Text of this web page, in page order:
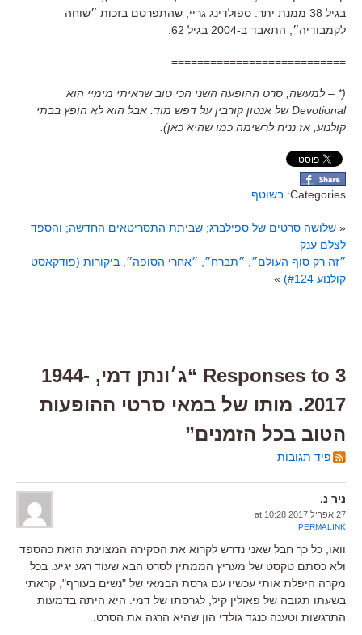
בגיל 38 ממנת יתר. ספולדינג גריי, שהתפרסם בזכות ״שוחה
לקמבודיה״, התאבד ב-2004 בגיל 62.
===========================
(* – למעשה, סרט ההופעה השני הכי טוב שראיתי מימיי הוא
Devotional של אנטון קורבין על דפש מוד. אבל הוא לא הופץ בבתי
קולנוע, אז נניח לרשימה כמו שהיא כאן).
Categories: בשוטף
« שלושה סרטים של ספילברג; שביתת התסריטאים החדשה; והספד
לצלם ענק
״זה רק סוף העולם״, ״תברח״, ״אחרי הסופה״, ביקורות (פודקאסט
קולנוע #124)
»
3 Responses to “ג׳ונתן דמי, 1944-
2017. מותו של במאי סרטי ההופעות
הטוב בכל הזמנים”
פיד תגובות
ניר נ.
27 אפריל 2017 at 10:28
PERMALINK
וואו, כל כך חבל שאני נדרש לקרוא את הסקירה המצוינת הזאת כהספד
ולא כסתם טקסט של מעריץ הממתין לסרט הבא שעוד רגע יגיע. בכל
מקרה היפלת אותי עכשיו עם גרסת הבמאי של "נשים בעורף", קראתי
בשעתו תגובה של פאולין קיל, לגרסתו של דמי. היא היתה בדמעות
התרגשות וטענה כנגד גולדי הון שהיא הרגה את הסרט.